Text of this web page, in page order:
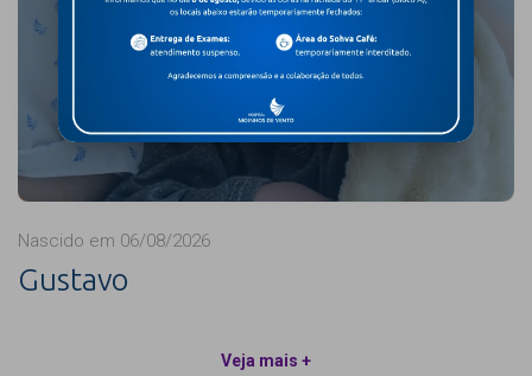
Nascido em 06/08/2026
Gustavo
Veja mais +